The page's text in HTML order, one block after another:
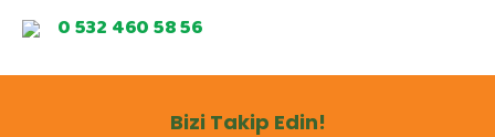
0 532 460 58 56
Bizi Takip Edin!